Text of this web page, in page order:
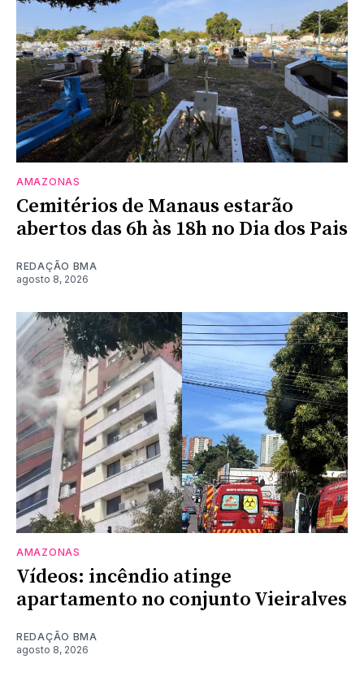
AMAZONAS
Cemitérios de Manaus estarão
abertos das 6h às 18h no Dia dos Pais
REDAÇÃO BMA
agosto 8, 2026
AMAZONAS
Vídeos: incêndio atinge
apartamento no conjunto Vieiralves
REDAÇÃO BMA
agosto 8, 2026